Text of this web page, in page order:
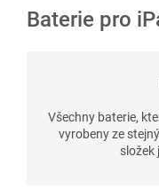
Baterie pro
Všechny baterie,
vyrobeny ze
složek